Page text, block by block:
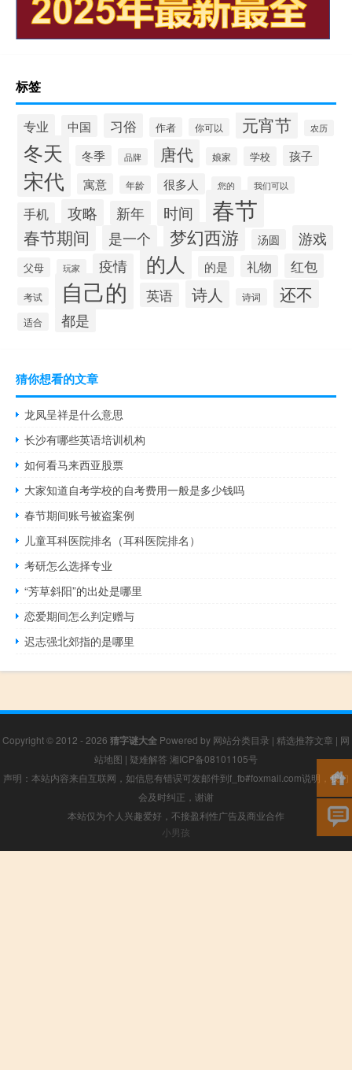
标签
专业 中国 习俗 作者 你可以 元宵节 农历
冬天 冬季 品牌 唐代 娘家 学校 孩子
宋代 寓意 年龄 很多人 您的 我们可以
手机 攻略 新年 时间 春节
春节期间 是一个 梦幻西游 汤圆 游戏
父母 玩家 疫情 的人 的是 礼物 红包
考试 自己的 英语 诗人 诗词 还不
适合 都是
猜你想看的文章
龙凤呈祥是什么意思
长沙有哪些英语培训机构
如何看马来西亚股票
大家知道自考学校的自考费用一般是多少钱吗
春节期间账号被盗案例
儿童耳科医院排名（耳科医院排名）
考研怎么选择专业
“芳草斜阳”的出处是哪里
恋爱期间怎么判定赠与
迟志强北郊指的是哪里
Copyright © 2012 - 2026 猜字谜大全 Powered by 网站分类目录 | 精选推荐文章 | 网
站地图 | 疑难解答 湘ICP备08101105号
声明：本站内容来自互联网，如信息有错误可发邮件到f_fb#foxmail.com说明，我们
会及时纠正，谢谢
本站仅为个人兴趣爱好，不接盈利性广告及商业合作
小男孩